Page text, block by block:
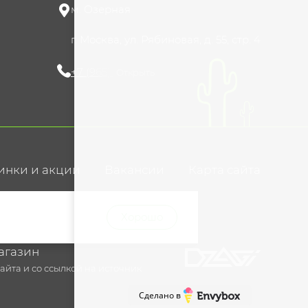
м. Озерная
г. Москва, ул. Рябиновая, д. 55, стр. 4
+7 (965) 420-10-10
и акции
и со ссылкой на источник
Сделано в